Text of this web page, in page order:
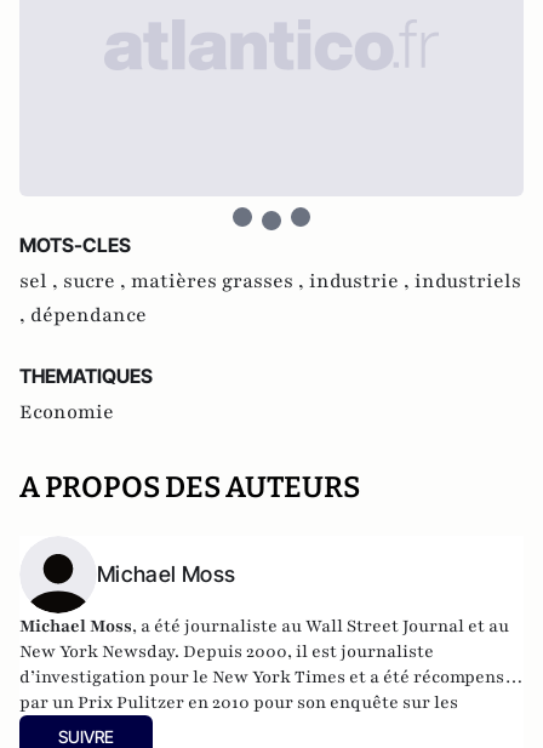
MOTS-CLES
sel , sucre , matières grasses , industrie , industriels
, dépendance
THEMATIQUES
Economie
A PROPOS DES AUTEURS
Michael Moss
Michael Moss, a été journaliste au Wall Street Journal et au
New York Newsday. Depuis 2000, il est journaliste
d’investigation pour le New York Times et a été récompensé
par un Prix Pulitzer en 2010 pour son enquête sur les
dangers de la viande contaminée.
SUIVRE